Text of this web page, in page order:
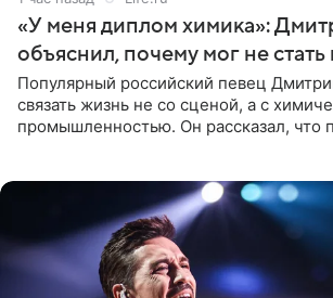
«У меня диплом химика»:
объяснил, почему мог не
Популярный российский певец
связать жизнь не со сценой, а с
промышленностью. Он рассказал, что